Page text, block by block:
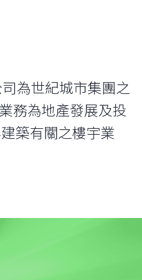
為世紀城市集團之
務為地產發展及投
築有關之樓宇業